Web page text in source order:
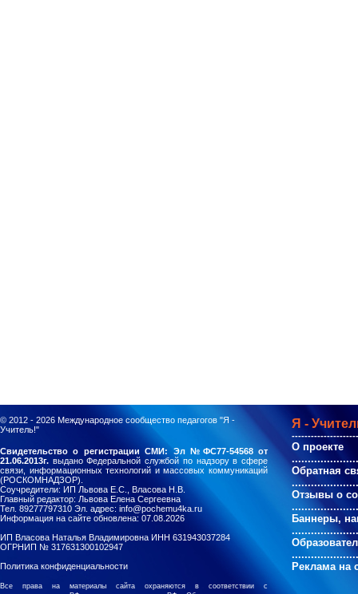
© 2012 - 2026 Международное сообщество педагогов "Я -
Учитель!"
Я -
О проекте
Обратная
Отзывы о
Баннеры,
Реклама на
Свидетельство о регистрации СМИ: Эл №ФС77-54568 от
21.06.2013г. выдано Федеральной службой по надзору в сфере
связи, информационных технологий и массовых коммуникаций
(РОСКОМНАДЗОР).
Соучредители: ИП Львова Е.С., Власова Н.В.
Главный редактор: Львова Елена Сергеевна
Тел. 89277797310 Эл. адрес: info@pochemu4ka.ru
Информация на сайте обновлена: 07.08.2026
ИП Власова Наталья Владимировна ИНН 631943037284
ОГРНИП № 317631300102947
Политика конфиденциальности
Все права на материалы сайта охраняются в соответствии с